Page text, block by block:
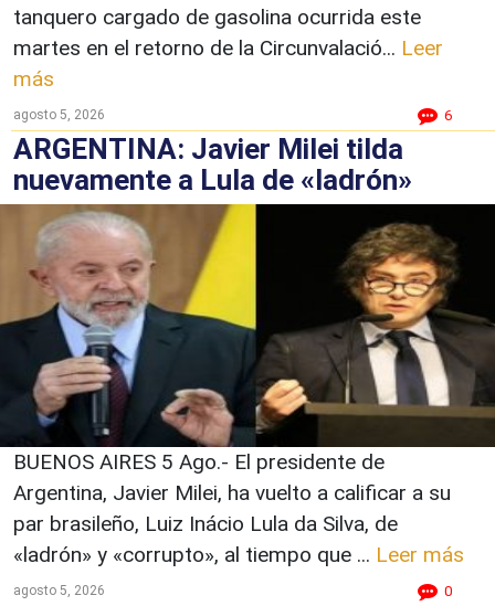
tanquero cargado de gasolina ocurrida este
martes en el retorno de la Circunvalació... Leer
más
agosto 5, 2026 6
ARGENTINA: Javier Milei tilda
nuevamente a Lula de «ladrón»
BUENOS AIRES 5 Ago.- El presidente de
Argentina, Javier Milei, ha vuelto a calificar a su
par brasileño, Luiz Inácio Lula da Silva, de
«ladrón» y «corrupto», al tiempo que ... Leer más
agosto 5, 2026 0